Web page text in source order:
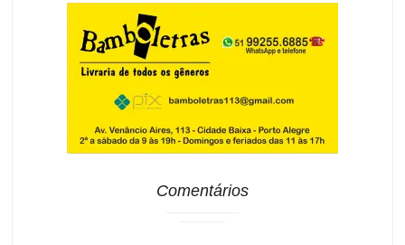
Comentários